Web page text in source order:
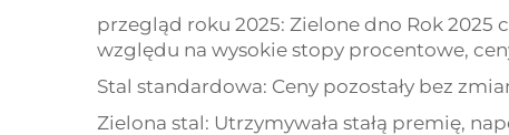
przegląd roku 2025: Zielone dno Rok 2025
względu na wysokie stopy procentowe,
Stal standardowa: Ceny pozostały bez
Zielona stal: Utrzymywała stałą premię,